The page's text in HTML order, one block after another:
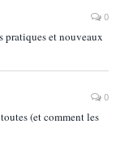
0
pratiques et nouveaux
0
(et comment les